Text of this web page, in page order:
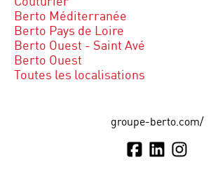
Berto Méditerranée
Berto Pays de Loire
Berto Ouest - Saint Avé
Berto Ouest
Toutes les localisations
groupe-berto.com/